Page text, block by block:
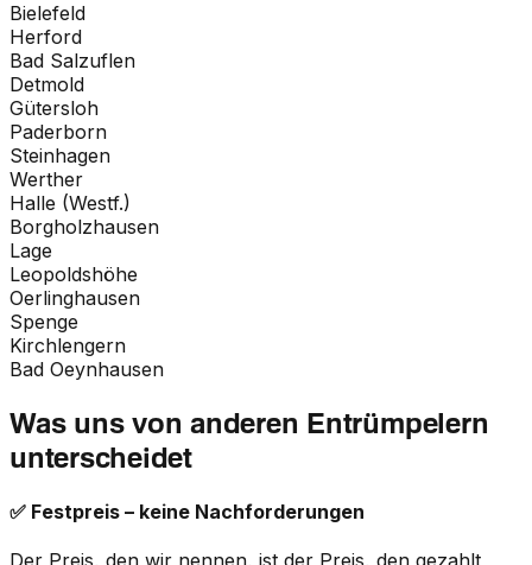
Bielefeld
Herford
Bad Salzuflen
Detmold
Gütersloh
Paderborn
Steinhagen
Werther
Halle (Westf.)
Borgholzhausen
Lage
Leopoldshöhe
Oerlinghausen
Spenge
Kirchlengern
Bad Oeynhausen
Was uns von anderen Entrümpelern
unterscheidet
✅ Festpreis – keine Nachforderungen
Der Preis, den wir nennen, ist der Preis, den gezahlt